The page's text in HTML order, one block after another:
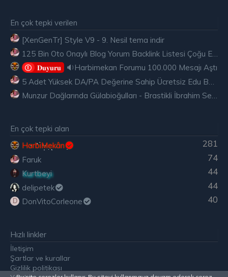
En çok tepki verilen
[XenGenTr] Style V9 - 9. Nesil tema indir
125 Bin Oto Onaylı Blog Yorum Backlink Listesi Çoğu Edu ve Gov Ücretsiz
𝐃𝐮𝐲𝐮𝐫𝐮
🔉Harbimekan Forumu 100.000 Mesajı Aştı
Munzur Dağlarında Gülabioğulları - Brastikli İbrahim Sevindik
En çok tepki alan
281
HarbiMekân
74
Faruk
44
Kurtbeyi
44
delipetek
D 40
DonVitoCorleone
Hızlı linkler
İletişim
Şartlar ve kurallar
Gizlilik politikası